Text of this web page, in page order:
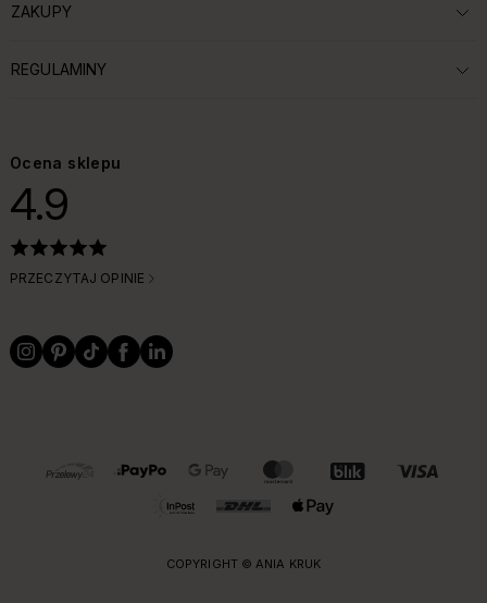
ROZWIŃ SEKCJĘ:
ZAKUPY
ROZWIŃ SEKCJĘ:
REGULAMINY
Ocena sklepu
4.9
PRZECZYTAJ OPINIE
OBSŁUGIWANE FORMY PŁATNOŚCI I DOSTAWY
COPYRIGHT © ANIA KRUK